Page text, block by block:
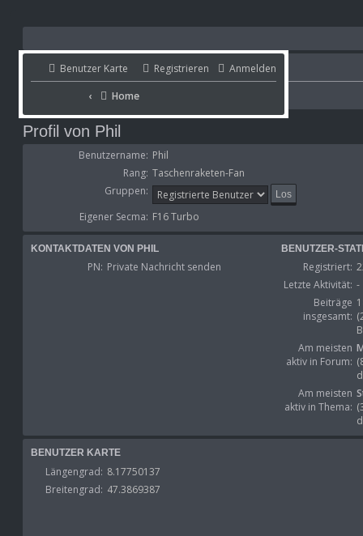
Benutzer Karte Anmelden
Registrieren
Portal
Home
Benutzer Karte
Home
Profil von Phil
Benutzername: Phil
Rang: Taschenraketen-Fan
Gruppen:
Eigener Secma: F16 Turbo
KONTAKTDATEN VON PHIL
PN: Private Nachricht senden
BENUTZER-
Registriert:
Letzte Aktivität: -
Beiträge
insgesamt:
Am meisten
aktiv in Forum:
Am meisten
aktiv in Thema:
BENUTZER KARTE
Längengrad: 8.17750137
Breitengrad: 47.3869387